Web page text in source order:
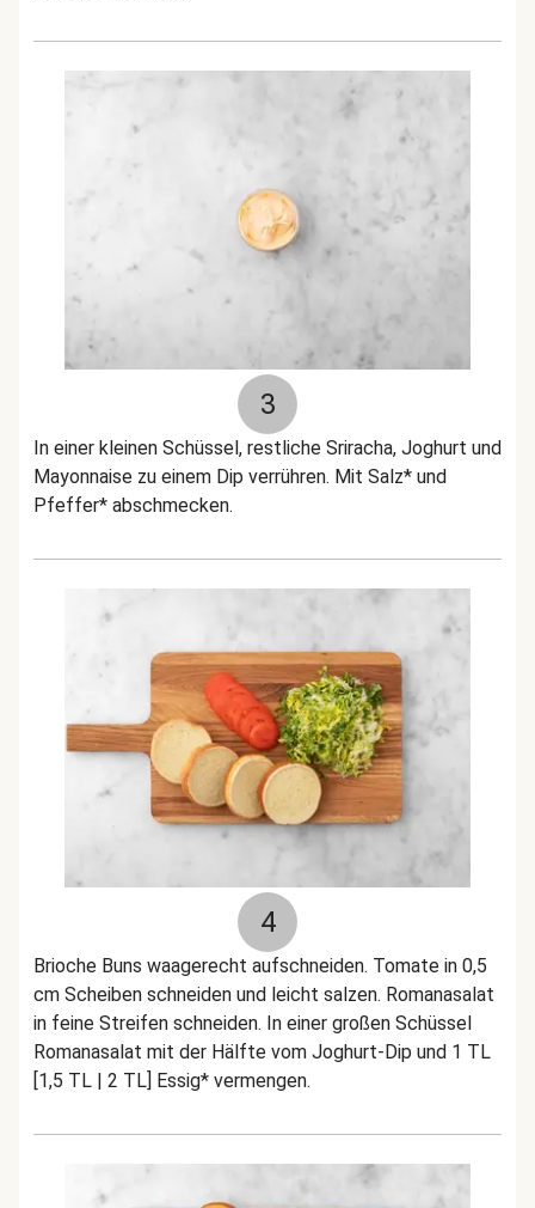
3
In einer kleinen Schüssel, restliche Sriracha, Joghurt und
Mayonnaise zu einem Dip verrühren. Mit Salz* und
Pfeffer* abschmecken.
4
Brioche Buns waagerecht aufschneiden. Tomate in 0,5
cm Scheiben schneiden und leicht salzen. Romanasalat
in feine Streifen schneiden. In einer großen Schüssel
Romanasalat mit der Hälfte vom Joghurt-Dip und 1 TL
[1,5 TL | 2 TL] Essig* vermengen.